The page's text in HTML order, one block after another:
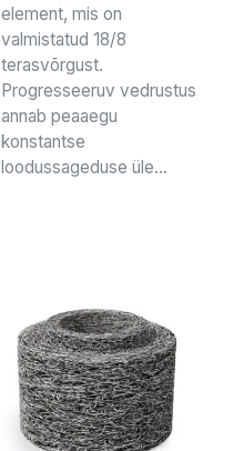
element, mis on
valmistatud 18/8
terasvõrgust.
Progresseeruv vedrustus
annab peaaegu
konstantse
loodussageduse üle...